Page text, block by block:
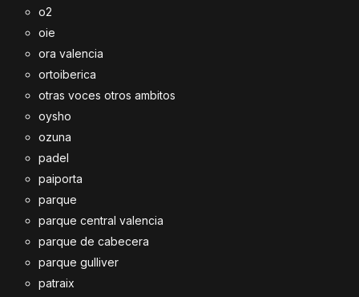
o2
oie
ora valencia
ortoiberica
otras voces otros ambitos
oysho
ozuna
padel
paiporta
parque
parque central valencia
parque de cabecera
parque gulliver
patraix